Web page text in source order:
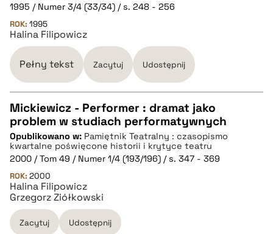
pobierz cytat
BIBTEX
pobierz cytat
1995 / Numer 3/4 (33/34) / s. 248 - 256
ROK: 1995
Halina Filipowicz
Pełny tekst Zacytuj Udostępnij
CZYSTY TEKST
pobierz cytat
BIBTEX
Mickiewicz - Performer : dramat jako
problem w studiach performatywnych
Opublikowano w: Pamiętnik Teatralny : czasopismo
kwartalne poświęcone historii i krytyce teatru
2000 / Tom 49 / Numer 1/4 (193/196) / s. 347 - 369
ROK: 2000
Halina Filipowicz
Grzegorz Ziółkowski
Zacytuj Udostępnij